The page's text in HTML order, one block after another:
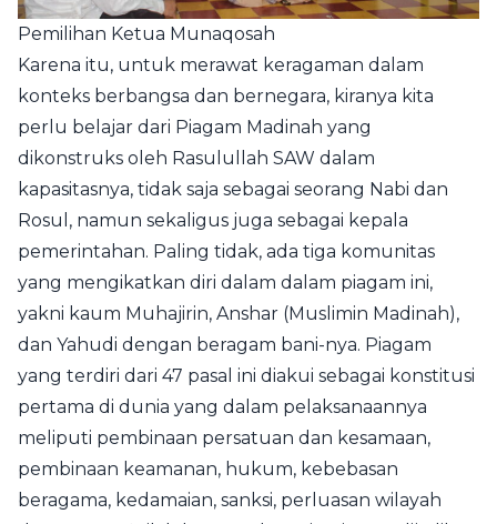
Pemilihan Ketua Munaqosah
Karena itu, untuk merawat keragaman dalam
konteks berbangsa dan bernegara, kiranya kita
perlu belajar dari Piagam Madinah yang
dikonstruks oleh Rasulullah SAW dalam
kapasitasnya, tidak saja sebagai seorang Nabi dan
Rosul, namun sekaligus juga sebagai kepala
pemerintahan. Paling tidak, ada tiga komunitas
yang mengikatkan diri dalam dalam piagam ini,
yakni kaum Muhajirin, Anshar (Muslimin Madinah),
dan Yahudi dengan beragam bani-nya. Piagam
yang terdiri dari 47 pasal ini diakui sebagai konstitusi
pertama di dunia yang dalam pelaksanaannya
meliputi pembinaan persatuan dan kesamaan,
pembinaan keamanan, hukum, kebebasan
beragama, kedamaian, sanksi, perluasan wilayah